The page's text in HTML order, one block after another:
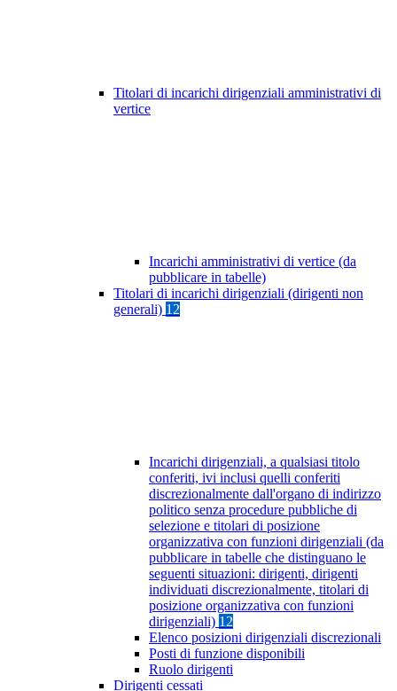
Titolari di incarichi dirigenziali amministrativi di
vertice
Incarichi amministrativi di vertice (da
pubblicare in tabelle)
Titolari di incarichi dirigenziali (dirigenti non
generali) 12
Incarichi dirigenziali, a qualsiasi titolo
conferiti, ivi inclusi quelli conferiti
discrezionalmente dall'organo di indirizzo
politico senza procedure pubbliche di
selezione e titolari di posizione
organizzativa con funzioni dirigenziali (da
pubblicare in tabelle che distinguano le
seguenti situazioni: dirigenti, dirigenti
individuati discrezionalmente, titolari di
posizione organizzativa con funzioni
dirigenziali) 12
Elenco posizioni dirigenziali discrezionali
Posti di funzione disponibili
Ruolo dirigenti
Dirigenti cessati